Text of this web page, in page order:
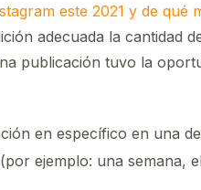
este 2021 y de qué
adecuada la cantidad
publicación tuvo la
en específico en una
ejemplo: una semana,